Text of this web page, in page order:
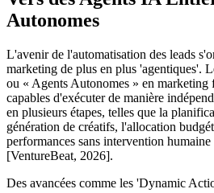
Autonomes
L'avenir de l'automatisation des leads
marketing de plus en plus 'agentiques'.
ou « Agents Autonomes » en marketing
capables d'exécuter de manière
en plusieurs étapes, telles que la
génération de créatifs, l'allocation
performances sans intervention humaine
[VentureBeat, 2026].
Des avancées comme les 'Dynamic